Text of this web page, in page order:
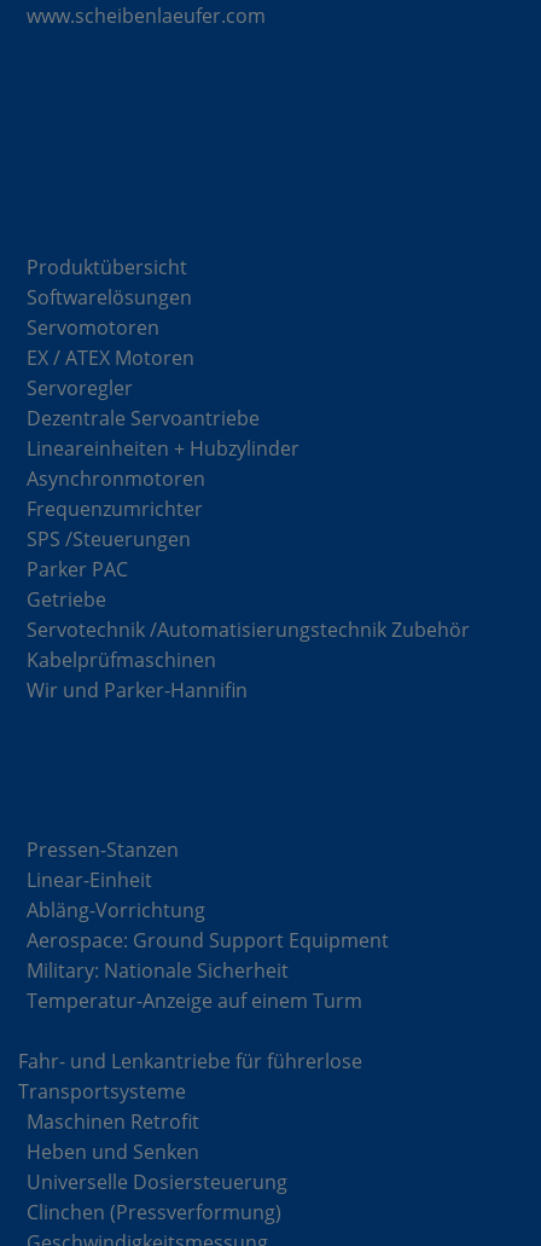
www.scheibenlaeufer.com
Produktübersicht
Softwarelösungen
Servomotoren
EX / ATEX Motoren
Servoregler
Dezentrale Servoantriebe
Lineareinheiten + Hubzylinder
Asynchronmotoren
Frequenzumrichter
SPS /Steuerungen
Parker PAC
Getriebe
Servotechnik /Automatisierungstechnik Zubehör
Kabelprüfmaschinen
Wir und Parker-Hannifin
Pressen-Stanzen
Linear-Einheit
Abläng-Vorrichtung
Aerospace: Ground Support Equipment
Military: Nationale Sicherheit
Temperatur-Anzeige auf einem Turm
Fahr- und Lenkantriebe für führerlose
Transportsysteme
Maschinen Retrofit
Heben und Senken
Universelle Dosiersteuerung
Clinchen (Pressverformung)